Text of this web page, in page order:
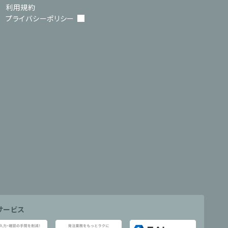
利用規約
プライバシーポリシー
ービス